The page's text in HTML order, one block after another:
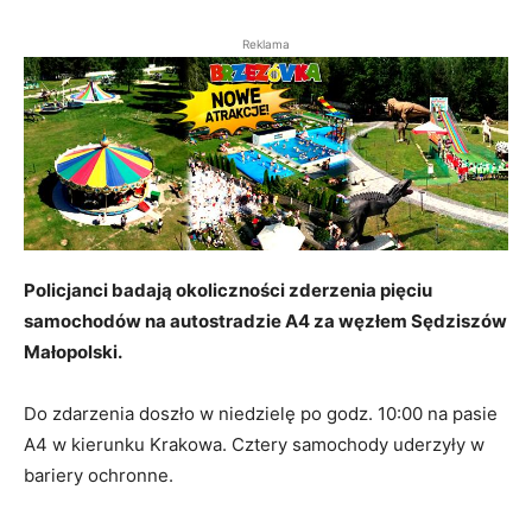
Reklama
Policjanci badają okoliczności zderzenia pięciu
samochodów na autostradzie A4 za węzłem Sędziszów
Małopolski.
Do zdarzenia doszło w niedzielę po godz. 10:00 na pasie
A4 w kierunku Krakowa. Cztery samochody uderzyły w
bariery ochronne.